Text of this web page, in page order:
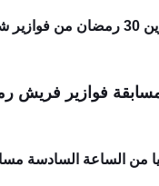
:
فوازير فريش
من الساعة السادسة